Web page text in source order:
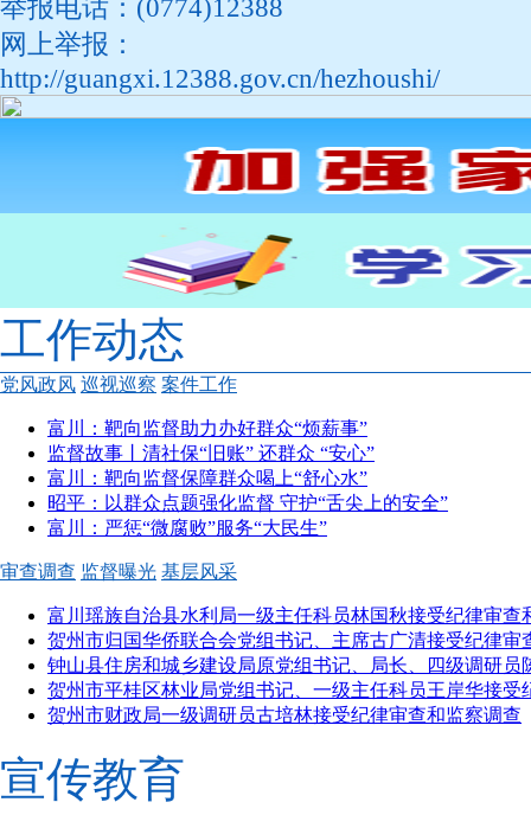
举报电话：(0774)12388
网上举报：
http://guangxi.12388.gov.cn/hezhoushi/
工作动态
党风政风 巡视巡察 案件工作
富川：靶向监督助力办好群众“烦薪事”
监督故事丨清社保“旧账” 还群众 “安心”
富川：靶向监督保障群众喝上“舒心水”
昭平：以群众点题强化监督 守护“舌尖上的安全”
富川：严惩“微腐败”服务“大民生”
审查调查 监督曝光 基层风采
富川瑶族自治县水利局一级主任科员林国秋接受纪律审查
贺州市归国华侨联合会党组书记、主席古广清接受纪律审
钟山县住房和城乡建设局原党组书记、局长、四级调研员
贺州市平桂区林业局党组书记、一级主任科员王岸华接受
贺州市财政局一级调研员古培林接受纪律审查和监察调查
宣传教育